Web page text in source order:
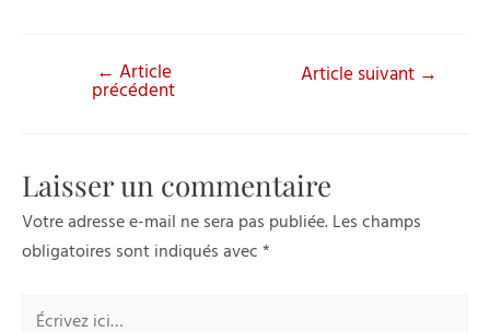
Navigation← Article
précédent
Article suivant →
Laisser un commentaire
Votre adresse e-mail ne sera pas publiée.Les champs
obligatoires sont indiqués avec*
Écrivez